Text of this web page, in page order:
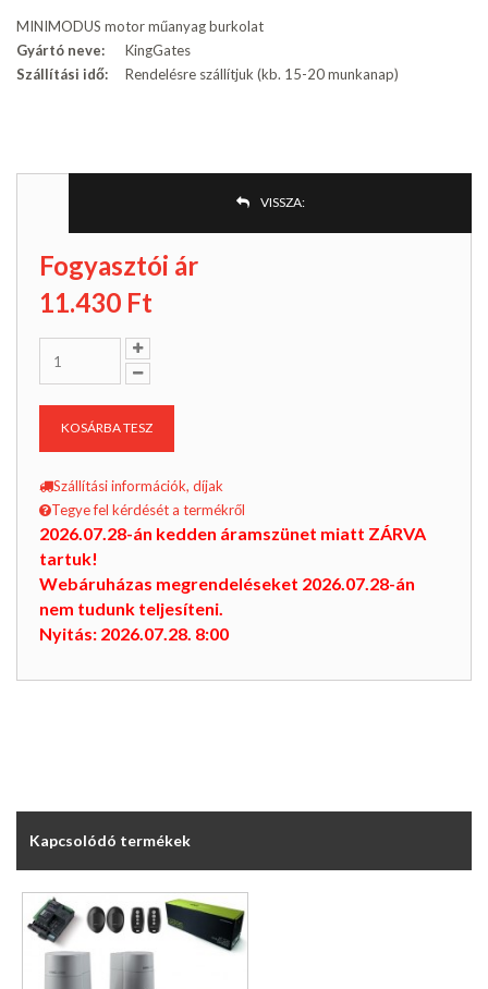
MINIMODUS motor műanyag burkolat
Gyártó neve:
KingGates
Szállítási idő:
Rendelésre szállítjuk (kb. 15-20 munkanap)
VISSZA:
Fogyasztói ár
11.430 Ft
KOSÁRBA TESZ
Szállítási információk, díjak
Tegye fel kérdését a termékről
2026.07.28-án kedden áramszünet miatt ZÁRVA
tartuk!
Webáruházas megrendeléseket 2026.07.28-án
nem tudunk teljesíteni.
Nyitás: 2026.07.28. 8:00
Kapcsolódó termékek